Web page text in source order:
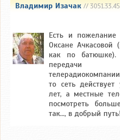
Владимир Изачак//
Есть и пожелание
Оксане
как по
передачи
то сеть
лет, а местные
посмотреть
так..., в добрый